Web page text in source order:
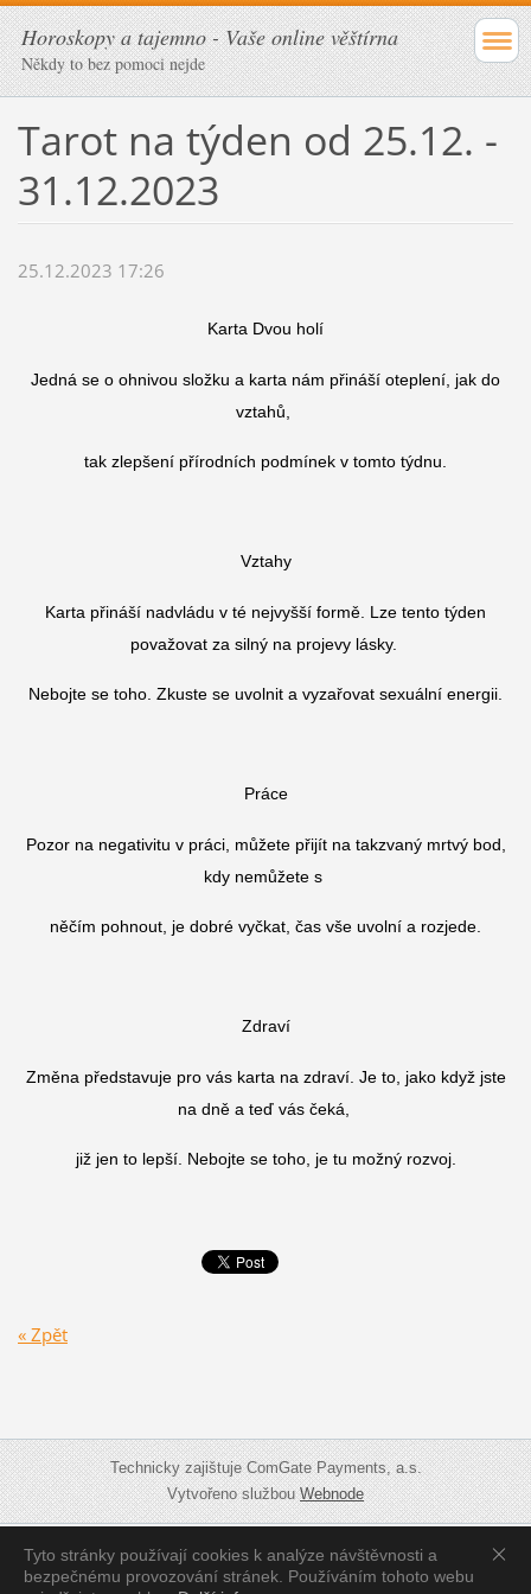
Horoskopy a tajemno - Vaše online věštírna
Někdy to bez pomoci nejde
Tarot na týden od 25.12. -
31.12.2023
25.12.2023 17:26
Karta Dvou holí
Jedná se o ohnivou složku a karta nám přináší oteplení, jak do
vztahů,
tak zlepšení přírodních podmínek v tomto týdnu.
Vztahy
Karta přináší nadvládu v té nejvyšší formě. Lze tento týden
považovat za silný na projevy lásky.
Nebojte se toho. Zkuste se uvolnit a vyzařovat sexuální energii.
Práce
Pozor na negativitu v práci, můžete přijít na takzvaný mrtvý bod,
kdy nemůžete s
něčím pohnout, je dobré vyčkat, čas vše uvolní a rozjede.
Zdraví
Změna představuje pro vás karta na zdraví. Je to, jako když jste
na dně a teď vás čeká,
již jen to lepší. Nebojte se toho, je tu možný rozvoj.
« Zpět
Tyto stránky používají cookies k analýze návštěvnosti a
bezpečnému provozování stránek. Používáním tohoto webu
Technicky zajištuje ComGate Payments, a.s.
Vytvořeno službouWebnode
Zobrazit:Mobilní verzi|Standardní verzi